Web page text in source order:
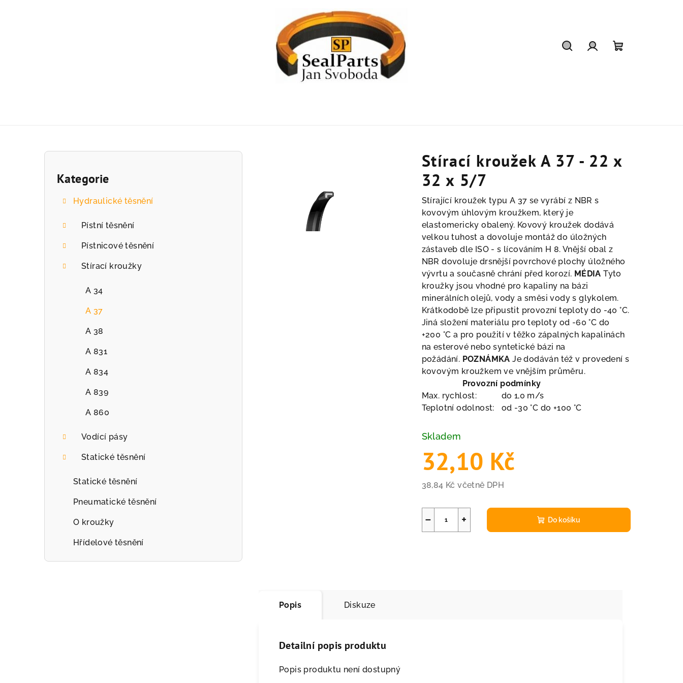
P
Přeskočit
Kategorie
Hydraulické těsnění
Pístní těsnění
Pístnicové těsnění
Stírací kroužky
A 34
A 37
A 38
A 831
A 834
A 839
A 860
Vodící pásy
Statické těsnění
Statické těsnění
Pneumatické těsnění
O kroužky
Hřídelové těsnění
Stírací kroužek A 37 - 22 x
32 x 5/7
Stírající kroužek typu A 37 se vyrábí z NBR s
kovovým úhlovým kroužkem, který je
elastomericky obalený. Kovový kroužek dodává
velkou tuhost a dovoluje montáž do úložných
zástaveb dle ISO - s lícováním H 8. Vnější obal z
NBR dovoluje drsnější povrchové plochy úložného
vývrtu a současně chrání před korozí. MÉDIA Tyto
kroužky jsou vhodné pro kapaliny na bázi
minerálních olejů, vody a směsi vody s glykolem.
Krátkodobě lze připustit provozní teploty do -40 °C.
Jiná složení materiálu pro teploty od -60 °C do
+200 °C a pro použití v těžko zápalných kapalinách
na esterové nebo syntetické bázi na
požádání. POZNÁMKA Je dodáván též v provedení s
kovovým kroužkem ve vnějším průměru.
Provozní podmínky
Max. rychlost:
do 1,0 m/s
Teplotní odolnost: od -30 °C do +100 °C
Skladem
32,10 Kč
38,84 Kč včetně DPH
cena:
+
− Do košíku
Popis Diskuze
Detailní popis produktu
Popis produktu není dostupný